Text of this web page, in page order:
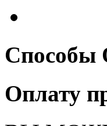
Способы
Оплату